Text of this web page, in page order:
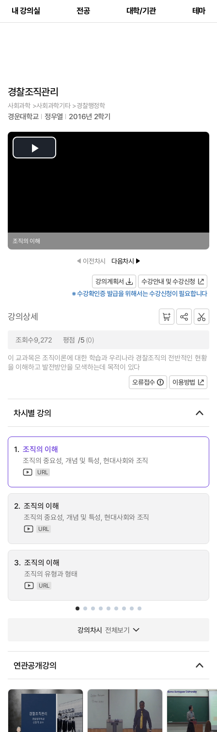
내 강의실 전공 대학/기관 테마
경찰조직관리
사회과학 >사회과학기타 >경찰행정학
경운대학교 정우열 2016년 2학기
Play
조직의 이해
이전차시 다음차시
강의계획서
수강안내 및 수강신청
※ 수강확인증 발급을 위해서는 수강신청이 필요합니다
강의상세
조회수9,272 평점 /5 (0)
이 교과목은 조직이론에 대한 학습과 우리나라 경찰조직의 전반적인 현황
을 이해하고 발전방안을 모색하는데 목적이 있다
오류접수
이용방법
차시별 강의
1. 조직의 이해
조직의 중요성, 개념 및 특성, 현대사회와 조직
URL
2. 조직의 이해
조직의 중요성, 개념 및 특성, 현대사회와 조직
URL
3. 조직의 이해
조직의 유형과 형태
URL
강의차시 전체보기
연관공개강의